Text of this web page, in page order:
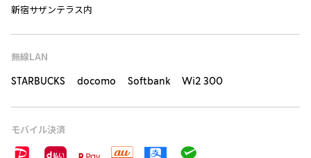
新宿サザンテラス内
無線LAN
STARBUCKS docomo Softbank Wi2 300
モバイル決済